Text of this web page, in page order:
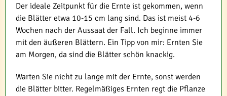
Der ideale Zeitpunkt für die Ernte ist gekommen, wenn
die Blätter etwa 10-15 cm lang sind. Das ist meist 4-6
Wochen nach der Aussaat der Fall. Ich beginne immer
mit den äußeren Blättern. Ein Tipp von mir: Ernten Sie
am Morgen, da sind die Blätter schön knackig.
Warten Sie nicht zu lange mit der Ernte, sonst werden
die Blätter bitter. Regelmäßiges Ernten regt die Pflanze